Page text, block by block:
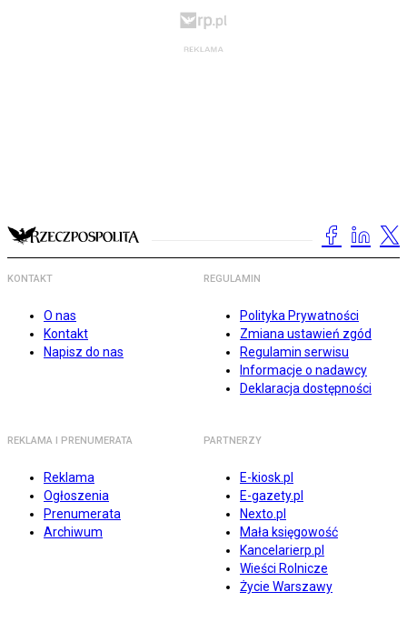
KONTAKT
O nas
Kontakt
Napisz do nas
REGULAMIN
Polityka Prywatności
Zmiana ustawień zgód
Regulamin serwisu
Informacje o nadawcy
Deklaracja dostępności
REKLAMA I PRENUMERATA
Reklama
Ogłoszenia
Prenumerata
Archiwum
PARTNERZY
E-kiosk.pl
E-gazety.pl
Nexto.pl
Mała księgowość
Kancelarierp.pl
Wieści Rolnicze
Życie Warszawy